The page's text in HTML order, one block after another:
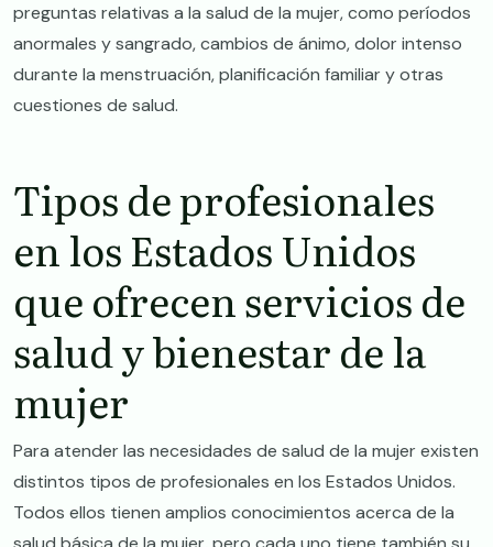
preguntas relativas a la salud de la mujer, como períodos
anormales y sangrado, cambios de ánimo, dolor intenso
durante la menstruación, planificación familiar y otras
cuestiones de salud.
Tipos de profesionales
en los Estados Unidos
que ofrecen servicios de
salud y bienestar de la
mujer
Para atender las necesidades de salud de la mujer existen
distintos tipos de profesionales en los Estados Unidos.
Todos ellos tienen amplios conocimientos acerca de la